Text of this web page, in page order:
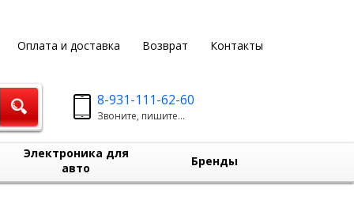
Оплата и доставка Возврат Контакты
8-931-111-62-60
Звоните, пишите...
Электроника для
авто
Бренды